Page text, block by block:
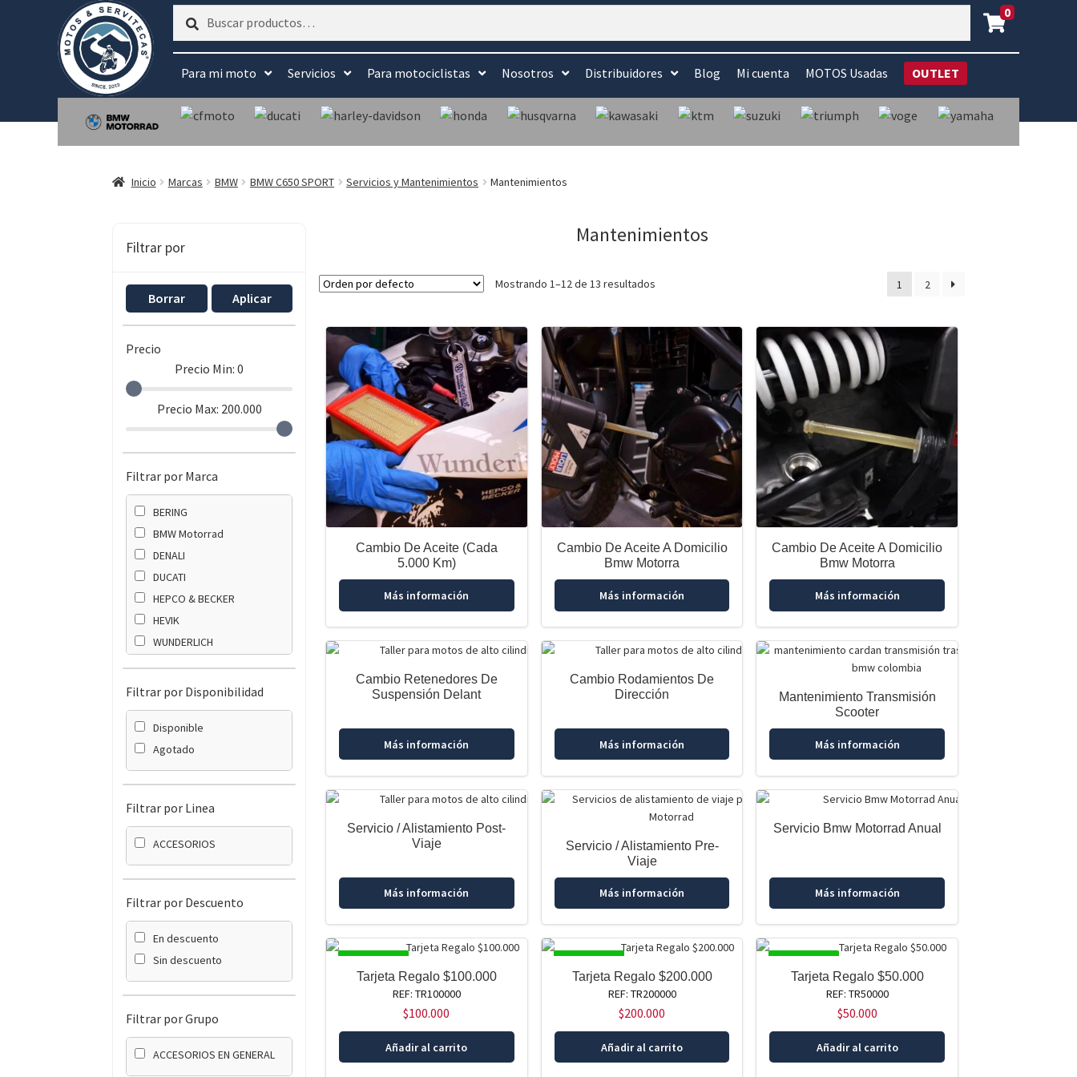
Buscar
Buscar 0
Para mi moto Servicios Para motociclistas Nosotros Distribuidores Blog Mi cuenta MOTOS Usadas OUTLET
Inicio Marcas BMW BMW C650 SPORT Servicios y Mantenimientos Mantenimientos
Filtrar por
Borrar Aplicar
Precio
Precio Min:0
Precio Max: 200.000
Filtrar por Marca
BERING
BMW Motorrad
DENALI
DUCATI
HEPCO & BECKER
HEVIK
WUNDERLICH
Filtrar por Disponibilidad
Disponible
Agotado
Filtrar por Linea
ACCESORIOS
Filtrar por Descuento
En descuento
Sin descuento
Filtrar por Grupo
ACCESORIOS EN GENERAL
Mantenimientos
Mostrando 1–12 de 13 resultados 1 2
Cambio De Aceite (Cada
5.000 Km)
Más información
Cambio De Aceite A Domicilio
Bmw Motorra
Más información
Cambio De Aceite A Domicilio
Bmw Motorra
Más información
Cambio Retenedores De
Suspensión Delant
Más información
Cambio Rodamientos De
Dirección
Más información
Mantenimiento Transmisión
Scooter
Más información
Servicio / Alistamiento Post-
Viaje
Más información
Servicio / Alistamiento Pre-
Viaje
Más información
Servicio Bmw Motorrad Anual
Más información
DISPONIBLE
Tarjeta Regalo $100.000
REF: TR100000
$100.000
Añadir al carrito
DISPONIBLE
Tarjeta Regalo $200.000
REF: TR200000
$200.000
Añadir al carrito
DISPONIBLE
Tarjeta Regalo $50.000
REF: TR50000
$50.000
Añadir al carrito